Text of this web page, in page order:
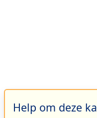
Help om deze